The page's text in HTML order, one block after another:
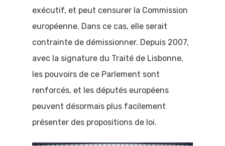
exécutif, et peut censurer la Commission
européenne. Dans ce cas, elle serait
contrainte de démissionner. Depuis 2007,
avec la signature du Traité de Lisbonne,
les pouvoirs de ce Parlement sont
renforcés, et les députés européens
peuvent désormais plus facilement
présenter des propositions de loi.
Accueil
Comprendre
politique
Comprendre
l’actualité